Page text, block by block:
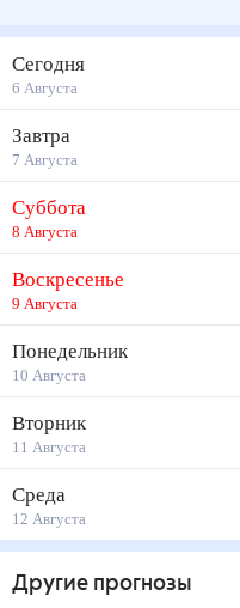
Сегодня
6 Августа
Завтра
7 Августа
Суббота
8 Августа
Воскресенье
9 Августа
Понедельник
10 Августа
Вторник
11 Августа
Среда
12 Августа
Другие прогнозы